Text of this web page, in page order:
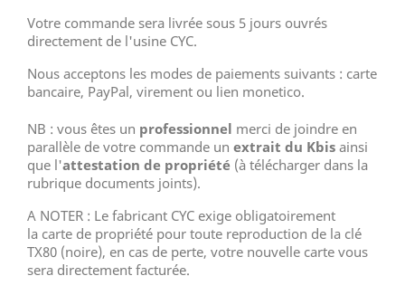
Votre commande sera livrée sous 5 jours ouvrés
directement de l'usine CYC.
Nous acceptons les modes de paiements suivants : carte
bancaire, PayPal, virement ou lien monetico.
NB : vous êtes un professionnel merci de joindre en
parallèle de votre commande un extrait du Kbis ainsi
que l'attestation de propriété (à télécharger dans la
rubrique documents joints).
A NOTER : Le fabricant CYC exige obligatoirement
la carte de propriété pour toute reproduction de la clé
TX80 (noire), en cas de perte, votre nouvelle carte vous
sera directement facturée.